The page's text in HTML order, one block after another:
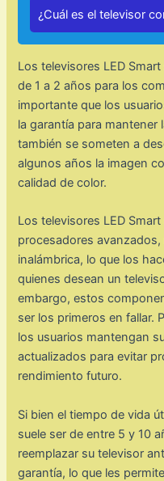
¿Cuál es el televisor
Los televisores LED
de 1 a 2 años para los
importante que los
la garantía para mantener
también se someten a
algunos años la imagen
calidad de color.
Los televisores LED
procesadores
inalámbrica, lo que los
quienes desean un
embargo, estos
ser los primeros en fallar.
los usuarios mantengan
actualizados para evitar
rendimiento futuro.
Si bien el tiempo de vida
suele ser de entre 5 y 10
reemplazar su televisor
garantía, lo que les